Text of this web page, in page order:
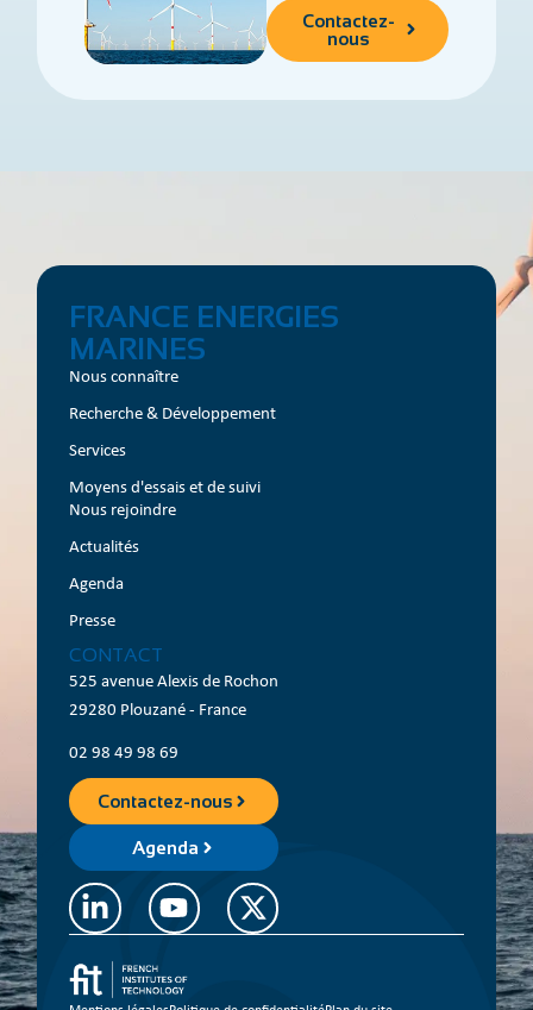
Contactez-
nous
FRANCE ENERGIES
MARINES
Nous connaître
Recherche & Développement
Services
Moyens d'essais et de suivi
Nous rejoindre
Actualités
Agenda
Presse
CONTACT
525 avenue Alexis de Rochon
29280 Plouzané - France
02 98 49 98 69
Contactez-nous
Agenda